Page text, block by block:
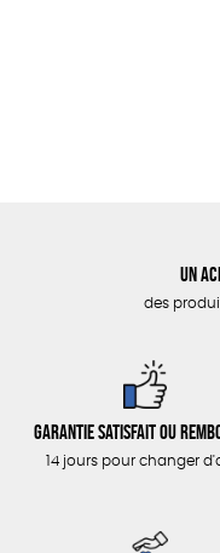
Un
des
Garantie satisfait ou
14 jours pour changer